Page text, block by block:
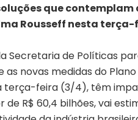
que
Rousseff nesta
Secretaria de Políticas
as novas medidas do
terça-feira (3/4), têm
de R$ 60,4 bilhões, vai